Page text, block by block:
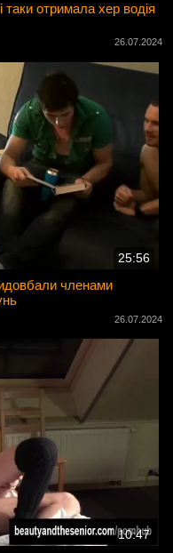
отримала хер водія
26.07.2024
25:56
членами
26.07.2024
10:47